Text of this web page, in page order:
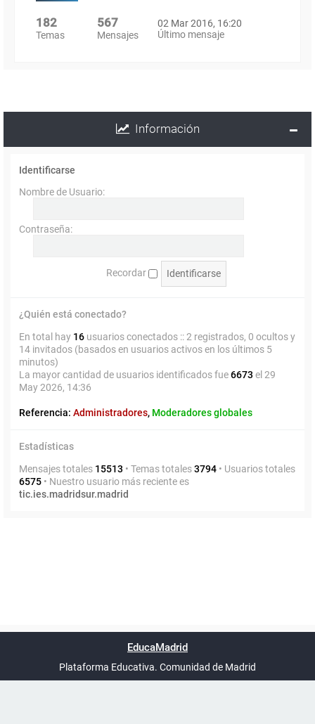
182
Temas
567
Mensajes
02 Mar 2016, 16:20
Último mensaje
Información
Identificarse
Nombre de Usuario:
Contraseña:
Recordar
¿Quién está conectado?
En total hay 16 usuarios conectados :: 2 registrados, 0 ocultos y
14 invitados (basados en usuarios activos en los últimos 5
minutos)
La mayor cantidad de usuarios identificados fue6673 el 29
May 2026, 14:36
Referencia: Administradores, Moderadores globales
Estadísticas
Mensajes totales 15513 • Temas totales3794 • Usuarios totales
6575 • Nuestro usuario más reciente es
tic.ies.madridsur.madrid
UTC+02:00
phpBB España
EducaMadrid
Plataforma Educativa. Comunidad de Madrid